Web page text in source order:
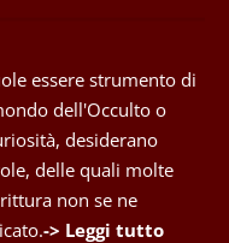
essere strumento di
dell'Occulto o
desiderano
delle quali molte
non se ne
-> Leggi tutto